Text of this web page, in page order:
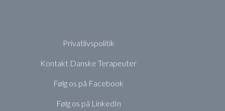
Privatlivspolitik
Kontakt Danske Terapeuter
Følg os på Facebook
Følg os på LinkedIn